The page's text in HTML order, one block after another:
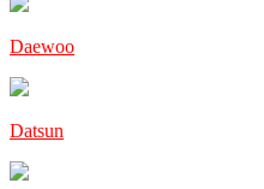
Daewoo
Datsun